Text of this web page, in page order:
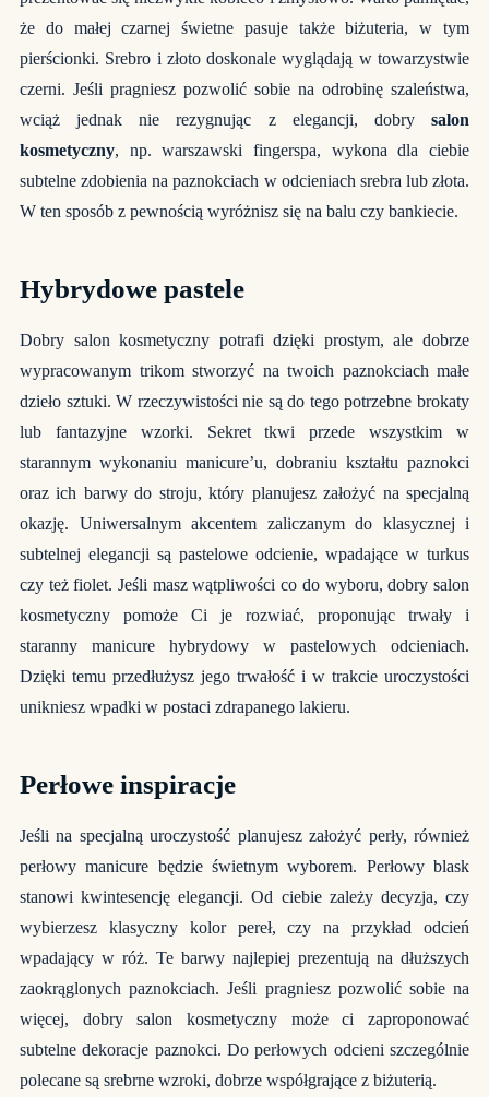
że do małej czarnej świetne pasuje także biżuteria, w tym
pierścionki. Srebro i złoto doskonale wyglądają w towarzystwie
czerni. Jeśli pragniesz pozwolić sobie na odrobinę szaleństwa,
wciąż jednak nie rezygnując z elegancji, dobry salon
kosmetyczny, np. warszawski fingerspa, wykona dla ciebie
subtelne zdobienia na paznokciach w odcieniach srebra lub złota.
W ten sposób z pewnością wyróżnisz się na balu czy bankiecie.
Hybrydowe pastele
Dobry salon kosmetyczny potrafi dzięki prostym, ale dobrze
wypracowanym trikom stworzyć na twoich paznokciach małe
dzieło sztuki. W rzeczywistości nie są do tego potrzebne brokaty
lub fantazyjne wzorki. Sekret tkwi przede wszystkim w
starannym wykonaniu manicure’u, dobraniu kształtu paznokci
oraz ich barwy do stroju, który planujesz założyć na specjalną
okazję. Uniwersalnym akcentem zaliczanym do klasycznej i
subtelnej elegancji są pastelowe odcienie, wpadające w turkus
czy też fiolet. Jeśli masz wątpliwości co do wyboru, dobry salon
kosmetyczny pomoże Ci je rozwiać, proponując trwały i
staranny manicure hybrydowy w pastelowych odcieniach.
Dzięki temu przedłużysz jego trwałość i w trakcie uroczystości
unikniesz wpadki w postaci zdrapanego lakieru.
Perłowe inspiracje
Jeśli na specjalną uroczystość planujesz założyć perły, również
perłowy manicure będzie świetnym wyborem. Perłowy blask
stanowi kwintesencję elegancji. Od ciebie zależy decyzja, czy
wybierzesz klasyczny kolor pereł, czy na przykład odcień
wpadający w róż. Te barwy najlepiej prezentują na dłuższych
zaokrąglonych paznokciach. Jeśli pragniesz pozwolić sobie na
więcej, dobry salon kosmetyczny może ci zaproponować
subtelne dekoracje paznokci. Do perłowych odcieni szczególnie
polecane są srebrne wzroki, dobrze współgrające z biżuterią.